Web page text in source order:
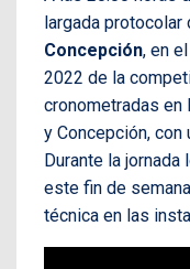
largada protocolar
Concepción, en
2022 de la
cronometradas en
y Concepción,
Durante la
este fin de
técnica en las